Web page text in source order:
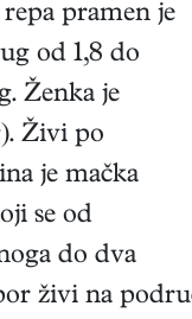
pramen je
od 1,8 do
Ženka je
Živi po
je mačka
se od
do dva
živi na